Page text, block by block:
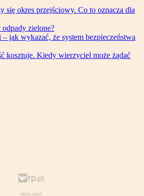
się okres przejściowy. Co to oznacza dla
odpady zielone?
jak wykazać, że system bezpieczeństwa
kosztuje. Kiedy wierzyciel może żądać